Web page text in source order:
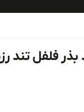
فلفل تند